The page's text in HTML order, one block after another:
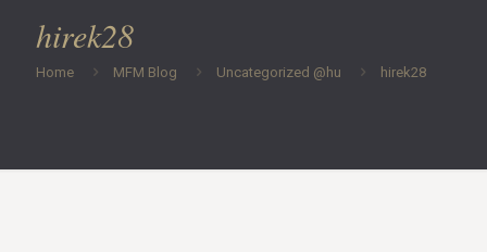
hirek28
Home MFM Blog Uncategorized @hu hirek28